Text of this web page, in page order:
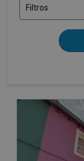
Filtros
CESIÓN DE